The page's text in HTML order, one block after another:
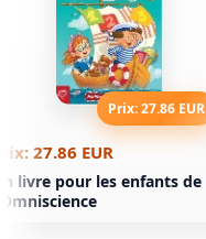
Prix: 27.86 EUR
27.86 EUR
livre pour les enfants de